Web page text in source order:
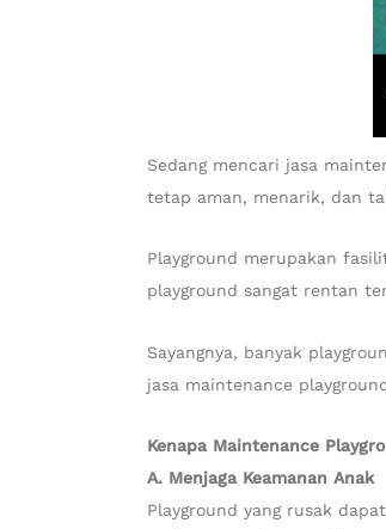
Sedang mencari jasa
tetap aman, menarik, dan
Playground merupakan
playground sangat rentan
Sayangnya, banyak
jasa maintenance
Kenapa Maintenance
A. Menjaga Keamanan Anak
Playground yang rusak